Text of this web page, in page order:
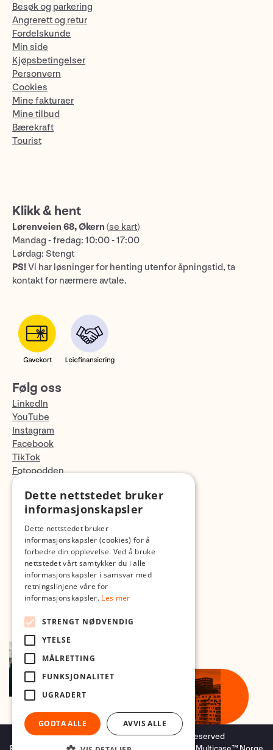
Besøk og parkering
Angrerett og retur
Fordelskunde
Min side
Kjøpsbetingelser
Personvern
Cookies
Mine fakturaer
Mine tilbud
Bærekraft
Tourist
Klikk & hent
Lørenveien 68, Økern (se kart)
Mandag - fredag: 10:00 - 17:00
Lørdag: Stengt
PS!Vi har løsninger for henting utenfor åpningstid, ta
kontakt for nærmere avtale.
Følg oss
LinkedIn
YouTube
Instagram
Facebook
TikTok
Fotopodden
Med forbehold om skrive- og lagerfeil
Copyright © 2026 Foto.no - All rights reserved
Dette nettstedet bruker
informasjonskapsler
Dette nettstedet bruker
informasjonskapsler (cookies) for å
forbedre din opplevelse. Ved å bruke
nettstedet vårt samtykker du i alle
informasjonskapsler i samsvar med
retningslinjene våre for
informasjonskapsler. Les mer
STRENGT NØDVENDIG
YTELSE
MÅLRETTING
FUNKSJONALITET
UGRADERT
GODTA ALLE AVVIS ALLE